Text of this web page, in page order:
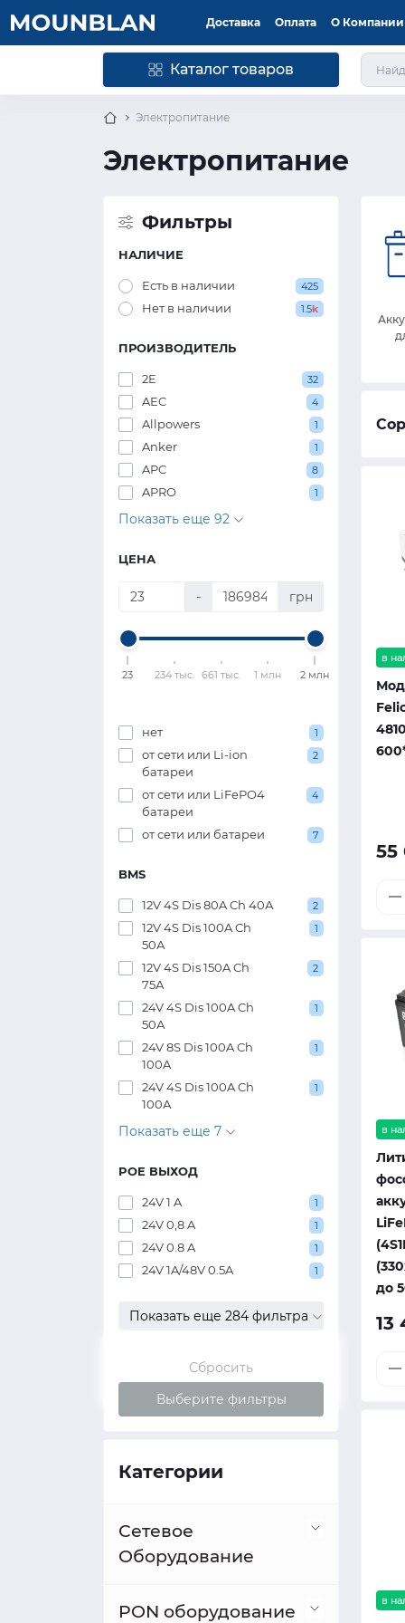
Доставка Оплата О Компании
Каталог товаров
Электропитание
Электропитание
Фильтры
НАЛИЧИЕ
Есть в наличии 425
Нет в наличии 1.5k
ПРОИЗВОДИТЕЛЬ
2E 32
AEC 4
Allpowers 1
Anker 1
APC 8
APRO 1
Показать еще 92
ЦЕНА
- грн
23 234 тыс. 661 тыс. 1 млн 2 млн
нет 1
от сети или Li-ion
батареи
2
от сети или LiFePO4
батареи
4
от сети или батареи 7
BMS
12V 4S Dis 80A Ch 40А 2
12V 4S Dis 100A Ch
50А
1
12V 4S Dis 150A Ch
75А
2
24V 4S Dis 100A Ch
50А
1
24V 8S Dis 100A Ch
100A
1
24V 4S Dis 100A Ch
100А
1
Показать еще 7
POE ВЫХОД
24V 1 A 1
24V 0,8 A 1
24V 0.8 A 1
24V 1A/48V 0.5A 1
Показать еще 284 фильтра
Сбросить
Выберите фильтры
Категории
Сетевое
Оборудование
Коммутаторы
PON оборудование
в
55
в
до
13
в